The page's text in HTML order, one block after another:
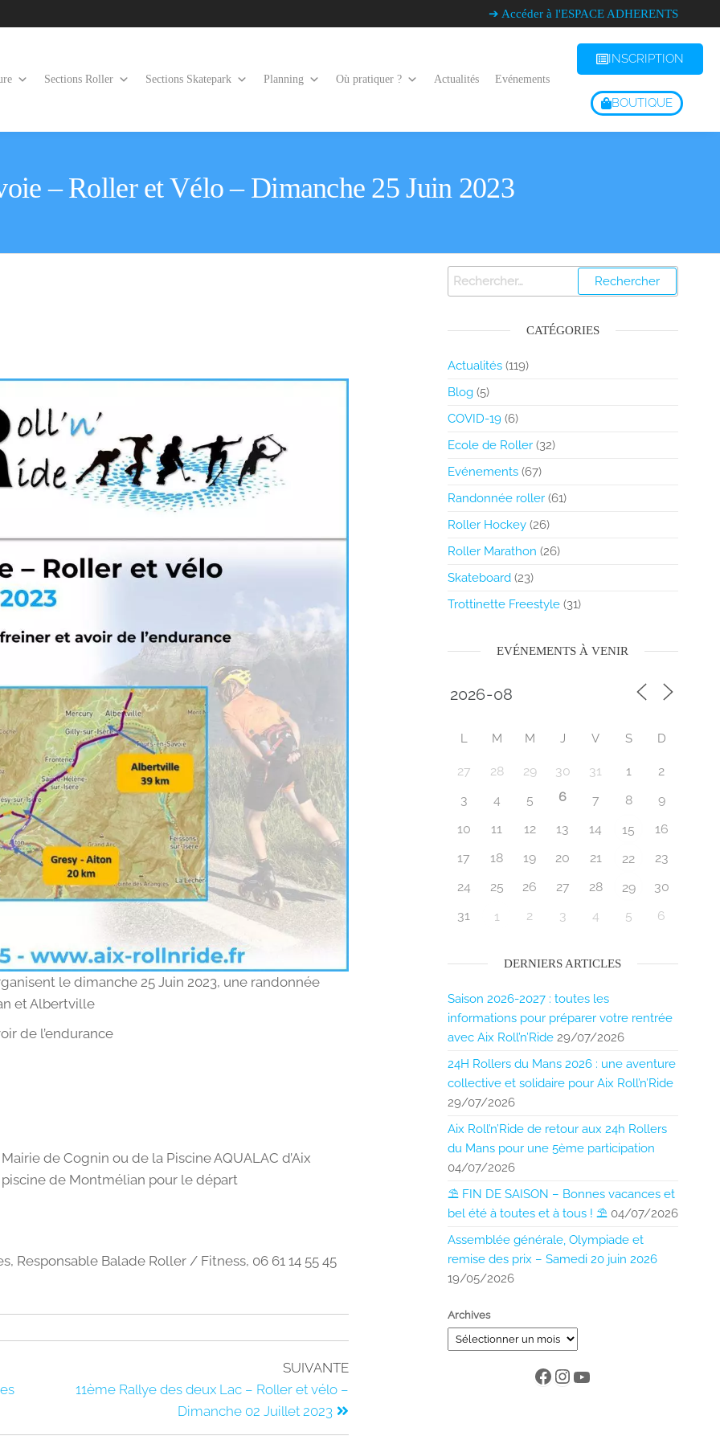
➔ Accéder à l'ESPACE ADHERENTS
Sections Roller Sections Skatepark Planning Où pratiquer ? Actualités Evénements
INSCRIPTION
BOUTIQUE
– Roller et Vélo – Dimanche 25 Juin 2023
le dimanche 25 Juin 2023, une randonnée
et Albertville
de l’endurance
de Cognin ou de la Piscine AQUALAC d’Aix
de Montmélian pour le départ
Responsable Balade Roller / Fitness, 06 61 14 55 45
SUIVANTE
11ème Rallye des deux Lac – Roller et vélo –
Dimanche 02 Juillet 2023
CATÉGORIES
Actualités(119)
Blog(5)
COVID-19(6)
Ecole de Roller(32)
Evénements(67)
Randonnée roller(61)
Roller Hockey(26)
Roller Marathon (26)
Skateboard(23)
Trottinette Freestyle(31)
EVÉNEMENTS À VENIR
L M M J V S D
27 28 29 30 31 1
2
3
4 5 6 7 8
9
10
11 12 13 14 15
16
17
18 19 20 21 22
23
24
25 26 27 28 29
30
31
1 2 3 4 5 6
DERNIERS ARTICLES
Saison 2026-2027 : toutes les
informations pour préparer votre rentrée
avec Aix Roll’n’Ride 29/07/2026
24H Rollers du Mans 2026 : une aventure
collective et solidaire pour Aix Roll’n’Ride
29/07/2026
Aix Roll’n’Ride de retour aux 24h Rollers
du Mans pour une 5ème participation
04/07/2026
⛱️ FIN DE SAISON – Bonnes vacances et
bel été à toutes et à tous ! ⛱️ 04/07/2026
Assemblée générale, Olympiade et
remise des prix – Samedi 20 juin 2026
19/05/2026
Archives